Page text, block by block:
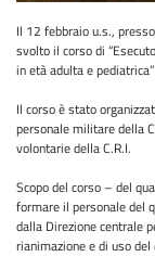
Il 12 febbraio u.s.,
svolto il corso di
in età adulta e pediatrica”
Il corso è stato
personale militare della
volontarie della C.R.I.
Scopo del corso – del
formare il personale del
dalla Direzione centrale
rianimazione e di uso